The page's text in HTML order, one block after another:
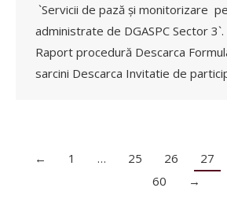
`Servicii de pază și monitorizare
administrate de DGASPC Sector
Raport procedură Descarca
sarcini Descarca Invitatie de
← 1 … 25 26 27
60
→